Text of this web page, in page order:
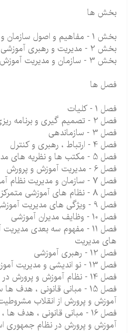
بخش ها
بخش 1 - مفاهیم و اصول سازمان و مدیریت
بخش 2 - مدیریت و رهبری آموزشی
بخش 3 - سازمان و مدیریت آموزش و پرورش در ایران
فصل ها
فصل 1 - کلیات
فصل 2 - تصمیم گیری و برنامه ریزی
فصل 3 - سازماندهی
فصل 4 - ارتباط ، رهبری و کنترل
فصل 5 - مکتب ها و نظریه های مدیریت
فصل 6 - مدیریت آموزش و پرورش
فصل 7 - سازمان و مدیریت نظام آموزشی
فصل 8 - نظام های آموزشی متمرکز و نامتمرکز
فصل 9 - ویژگی های مدیریت آموزشی
فصل 10 - وظایف مدیران آموزشی
فصل 11 - مفهوم سه بعدی مدیریت
های مدیریت
فصل 12 - رهبری آموزشی
فصل 13 - نو اندیشی و مدیریت آموزشی
فصل 14 - نظام آموزش و پرورش در ایران
فصل 15 - مبانی قانونی ، هدف ها
آموزش و پرورش از انقلاب مشروطیت
فصل 16 - مبانی قانونی ، هدف ها ،
آموزش و پرورش در نظام جمهوری